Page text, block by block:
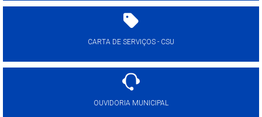
CARTA DE SERVIÇOS - CSU
OUVIDORIA MUNICIPAL